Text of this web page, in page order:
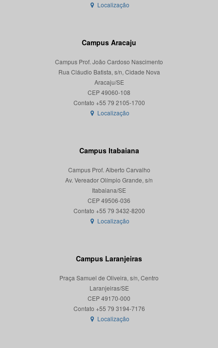
Localização
Campus Aracaju
Campus Prof. João Cardoso Nascimento
Rua Cláudio Batista, s/n, Cidade Nova
Aracaju/SE
CEP 49060-108
Localização
Campus Itabaiana
Campus Prof. Alberto Carvalho
Av. Vereador Olímpio Grande, s/n
Itabaiana/SE
CEP 49506-036
Localização
Campus Laranjeiras
Praça Samuel de Oliveira, s/n, Centro
Laranjeiras/SE
CEP 49170-000
Localização